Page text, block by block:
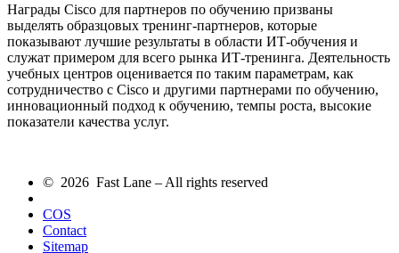
Награды Cisco для партнеров по обучению призваны
выделять образцовых тренинг-партнеров, которые
показывают лучшие результаты в области ИТ-обучения и
служат примером для всего рынка ИТ-тренинга. Деятельность
учебных центров оценивается по таким параметрам, как
сотрудничество с Cisco и другими партнерами по обучению,
инновационный подход к обучению, темпы роста, высокие
показатели качества услуг.
© 2026 Fast Lane – All rights reserved
COS
Contact
Sitemap